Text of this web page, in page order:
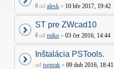
od alesk » 10 bře 2017, 19:42
ST pre ZWcad10
od miko » 03 čer 2016, 14:44
Inštalácia PSTools.
od jseprak » 09 dub 2016, 18:41